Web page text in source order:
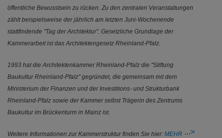
öffentliche Bewusstsein zu rücken. Zu den zentralen Veranstaltungen
zählt beispielsweise der jährlich am letzten Juni-Wochenende
stattfindende "Tag der Architektur". Gesetzliche Grundlage der
Kammerarbeit ist das Architektengesetz Rheinland-Pfalz.
1993 hat die Architektenkammer Rheinland-Pfalz die "Stiftung
Baukultur Rheinland-Pfalz" gegründet, die gemeinsam mit dem
Ministerium der Finanzen und der Investitions- und Strukturbank
Rheinland-Pfalz sowie der Kammer selbst Trägerin des Zentrums
Baukultur im Brückenturm in Mainz ist.
Weitere Informationen zur Kammerstruktur finden Sie hier: MEHR